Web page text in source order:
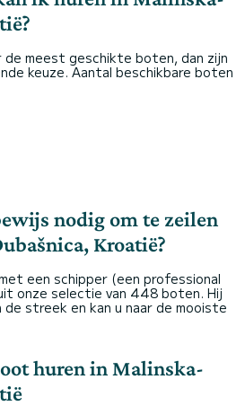
de meest geschikte boten, dan zijn
keuze. Aantal beschikbare boten
nodig om te zeilen
Kroatië?
een schipper (een professional
onze selectie van 448 boten. Hij
streek en kan u naar de mooiste
huren in Malinska-